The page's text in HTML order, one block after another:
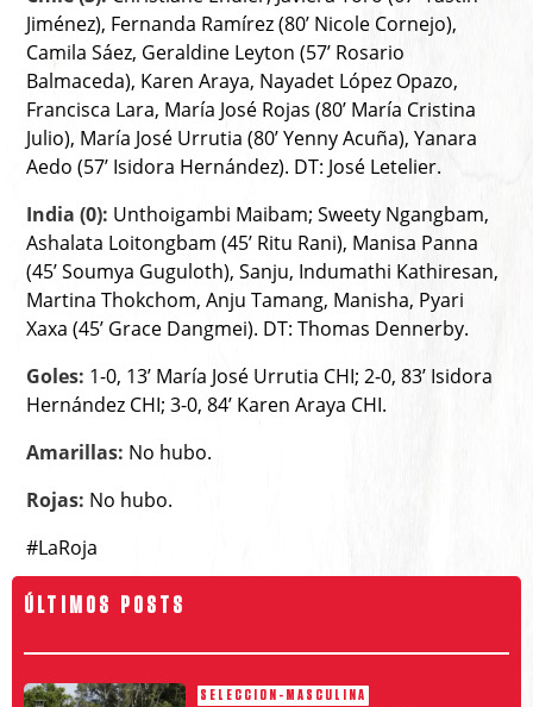
Jiménez), Fernanda Ramírez (80’ Nicole Cornejo),
Camila Sáez, Geraldine Leyton (57’ Rosario
Balmaceda), Karen Araya, Nayadet López Opazo,
Francisca Lara, María José Rojas (80’ María Cristina
Julio), María José Urrutia (80’ Yenny Acuña), Yanara
Aedo (57’ Isidora Hernández). DT: José Letelier.
India (0): Unthoigambi Maibam; Sweety Ngangbam,
Ashalata Loitongbam (45’ Ritu Rani), Manisa Panna
(45’ Soumya Guguloth), Sanju, Indumathi Kathiresan,
Martina Thokchom, Anju Tamang, Manisha, Pyari
Xaxa (45’ Grace Dangmei). DT: Thomas Dennerby.
Goles: 1-0, 13’ María José Urrutia CHI; 2-0, 83’ Isidora
Hernández CHI; 3-0, 84’ Karen Araya CHI.
Amarillas: No hubo.
Rojas: No hubo.
#LaRoja
ÚLTIMOS POSTS
SELECCION-MASCULINA